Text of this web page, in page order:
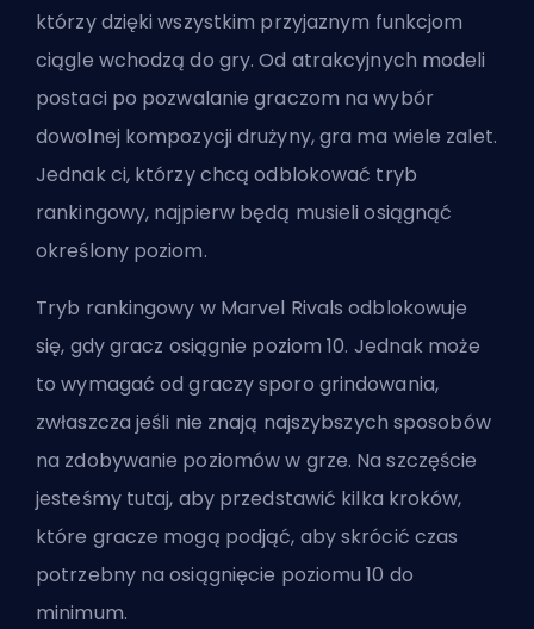
którzy dzięki wszystkim przyjaznym funkcjom
ciągle wchodzą do gry. Od atrakcyjnych modeli
postaci po pozwalanie graczom na wybór
dowolnej kompozycji drużyny, gra ma wiele zalet.
Jednak ci, którzy chcą odblokować tryb
rankingowy, najpierw będą musieli osiągnąć
określony poziom.
Tryb rankingowy w Marvel Rivals odblokowuje
się, gdy gracz osiągnie poziom 10. Jednak może
to wymagać od graczy sporo grindowania,
zwłaszcza jeśli nie znają najszybszych sposobów
na zdobywanie poziomów w grze. Na szczęście
jesteśmy tutaj, aby przedstawić kilka kroków,
które gracze mogą podjąć, aby skrócić czas
potrzebny na osiągnięcie poziomu 10 do
minimum.